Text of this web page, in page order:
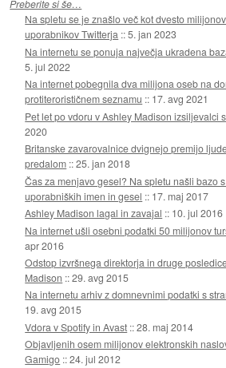
Preberite si še…
Na spletu se je znašlo več kot dvesto
uporabnikov Twitterja ::5. jan 2023
Na internetu se ponuja največja ukradena
5. jul 2022
Na internet pobegnila dva milijona oseb na
protiterorističnem seznamu :: 17. avg 2021
Pet let po vdoru v Ashley Madison izsiljevalci
2020
Britanske zavarovalnice dvignejo premijo
predalom ::25. jan 2018
Čas za menjavo gesel? Na spletu našli bazo
uporabniških imen in gesel :: 17. maj 2017
Ashley Madison lagal in zavajal :: 10. jul 2016
Na internet ušli osebni podatki 50 milijonov
apr 2016
Odstop izvršnega direktorja in druge
Madison ::29. avg 2015
Na internetu arhiv z domnevnimi podatki s
19. avg 2015
Vdora v Spotify in Avast ::28. maj 2014
Objavljenih osem milijonov elektronskih
Gamigo ::24. jul 2012